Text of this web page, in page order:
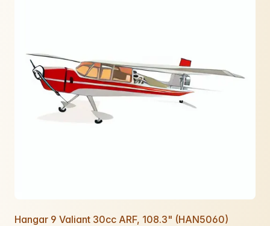
Hangar 9 Valiant 30cc ARF, 108.3" (HAN5060)